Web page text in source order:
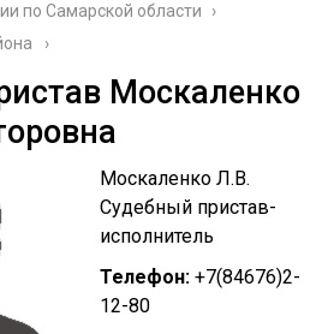
по Самарской области
›
Москаленко
Москаленко Л.В.
Судебный пристав-
исполнитель
Телефон: +7(84676)2-
12-80